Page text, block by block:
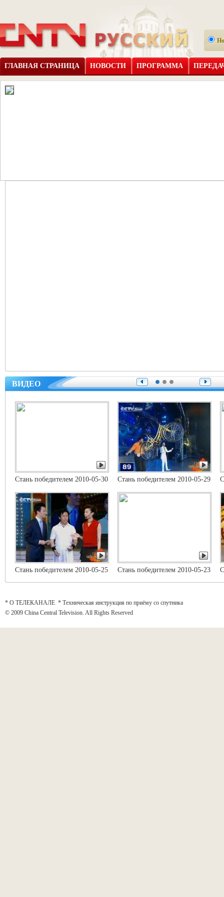
ГЛАВНАЯ СТРАНИЦА НОВОСТИ ПРОГРАММА
ВИДЕО
Cтань победителем 2010-05-30 Стань победителем 2010-05-29
Стань победителем 2010-05-25 Cтань победителем 2010-05-23
* О ТЕЛЕКАНАЛЕ * Техническая инструкция по приёму со спутника
© 2009 China Central Television. All Rights Reserved